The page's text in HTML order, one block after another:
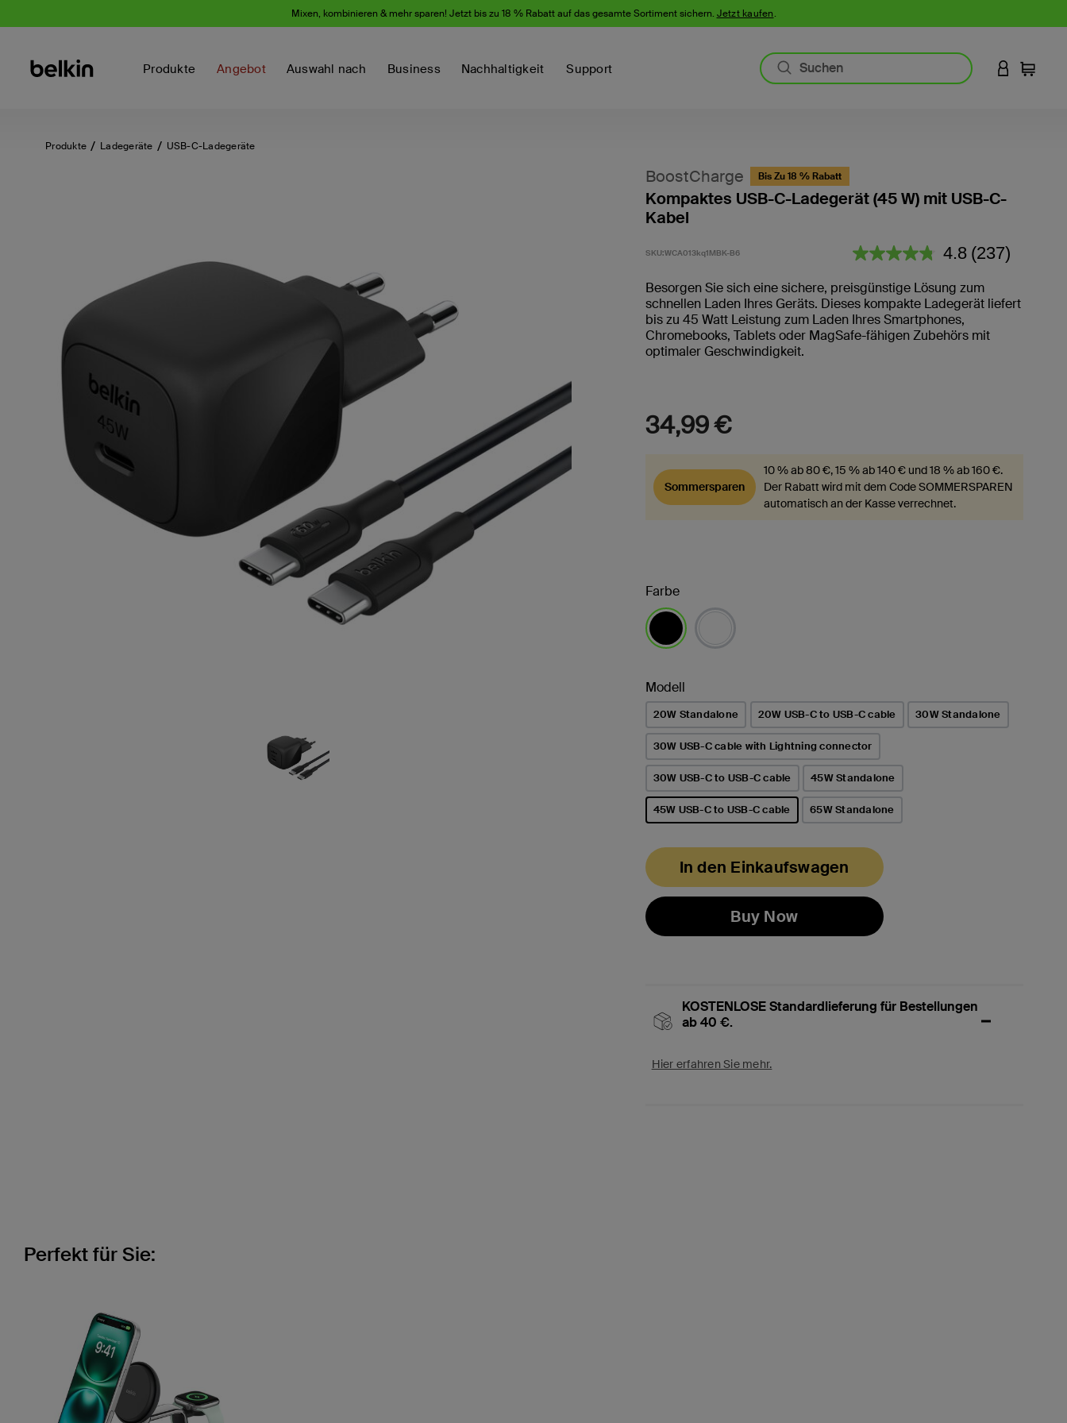
Mixen, kombinieren & mehr sparen! Jetzt bis zu 18 % Rabatt auf das gesamte Sortiment sichern. Jetzt kaufen.
Produkte Angebot Auswahl nach Business Nachhaltigkeit Support AN IHREM
Produkte Ladegeräte USB-C-Ladegeräte
BoostCharge Bis Zu 18 % Rabatt
Kompaktes USB-C-Ladegerät (45 W) mit USB-C-
Kabel
SKU:WCA013kq1MBK-B6 5 von 5 Kundenrezension
4.8 237
lesen.
Link
auf
Seite.
(237)
Besorgen Sie sich eine sichere, preisgünstige Lösung zum
schnellen Laden Ihres Geräts. Dieses kompakte Ladegerät liefert
bis zu 45 Watt Leistung zum Laden Ihres Smartphones,
Chromebooks, Tablets oder MagSafe-fähigen Zubehörs mit
optimaler Geschwindigkeit.
34,99 €
Sommersparen
10 % ab 80 €, 15 % ab 140 € und 18 % ab 160 €.
Der Rabatt wird mit dem Code SOMMERSPAREN
automatisch an der Kasse verrechnet.
Farbe
Modell
20W Standalone 20W USB-C to USB-C cable 30W Standalone
30W USB-C cable with Lightning connector
30W USB-C to USB-C cable 45W Standalone
45W USB-C to USB-C cable 65W Standalone
In den Einkaufswagen
Buy Now
KOSTENLOSE Standardlieferung für Bestellungen
ab 40 €.
Hier erfahren Sie mehr.
Perfekt für Sie: